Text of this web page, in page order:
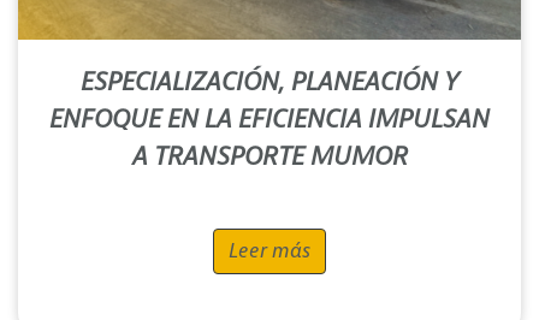
ESPECIALIZACIÓN, PLANEACIÓN Y
ENFOQUE EN LA EFICIENCIA IMPULSAN
A TRANSPORTE MUMOR
Leer más